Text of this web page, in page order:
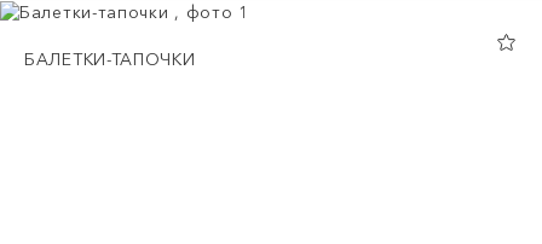
БАЛЕТКИ-ТАПОЧКИ